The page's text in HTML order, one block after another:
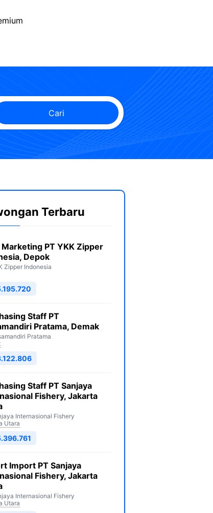
Cari
Terbaru
PT YKK Zipper
Depok
Zipper Indonesia
Staff PT
Pratama, Demak
Pratama
Staff PT Sanjaya
Fishery, Jakarta
Internasional Fishery
Utara
Import PT Sanjaya
Fishery, Jakarta
Internasional Fishery
Utara